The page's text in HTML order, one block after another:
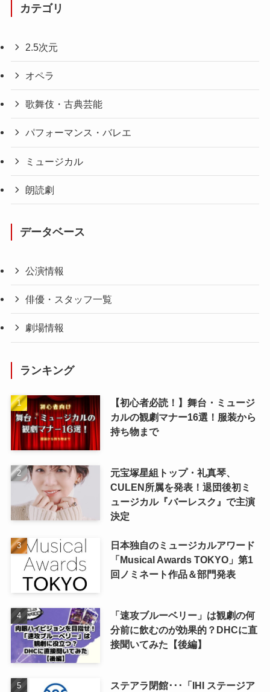
カテゴリ
2.5次元
オペラ
歌舞伎・古典芸能
パフォーマンス・バレエ
ミュージカル
朗読劇
データベース
公演情報
俳優・スタッフ一覧
劇場情報
ランキング
【初心者必読！】舞台・ミュージ
カルの観劇マナー16選！服装から
持ち物まで
元宝塚星組トップ・礼真琴、
CULEN所属を発表！退団後初ミ
ュージカル『バーレスク』で主演
決定
日本独自のミュージカルアワード
「Musical Awards TOKYO」第1
回ノミネート作品＆部門発表
「速攻ブルーベリー」は観劇の何
分前に飲むのが効果的？DHCに直
接聞いてみた【後編】
ステアラ閉館･･･「IHI ステージア